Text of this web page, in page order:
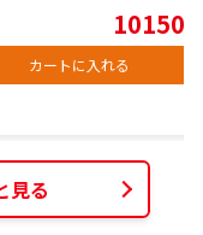
10150
カートに入れる
見る